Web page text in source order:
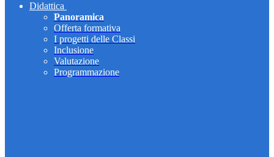
Didattica
Panoramica
Offerta formativa
I progetti delle Classi
Inclusione
Valutazione
Programmazione